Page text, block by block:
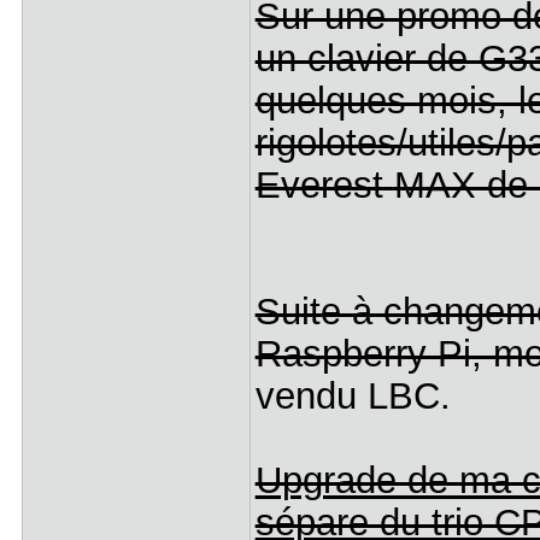
Sur une promo
un clavier de
quelques mois,
rigolotes/utiles/
Everest MAX
Suite à
Raspberry Pi,
vendu LBC.
Upgrade de ma
sépare du trio